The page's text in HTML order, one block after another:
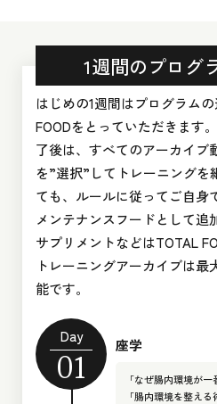
1週間のプログ
はじめの1週間はプログラム
FOODをとっていただきます
了後は、すべてのアーカイブ
を”選択”してトレーニングを
ても、ルールに従ってご自身
メンテナンスフードとして追
サプリメントなどはTOTAL
トレーニングアーカイブは最
能です。
Day
01
座学
「なぜ腸内環境が一
「腸内環境を整える